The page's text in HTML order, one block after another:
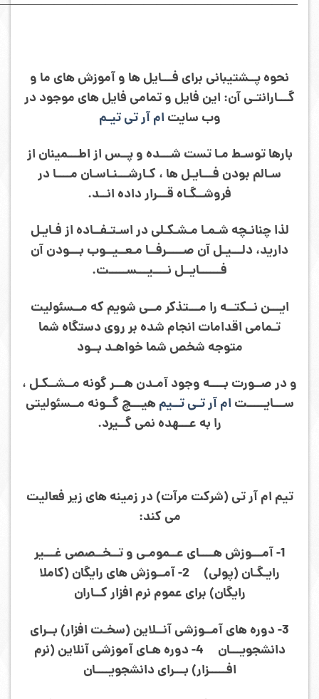
نحوه پــشتیبانی برای فـــایل ها و آموزش های ما و
گـــارانتـی آن: این فایل و تمامی فایل های موجود در
وب سایت ام آر تی تیـم
بارها توسـط مـا تست شـــده و پــس از اطـــمینان از
سـالم بودن فـــایـل ها ، کـارشـــنـاسـان مــــا در
فروشــگـاه قـــرار داده انــد.
لذا چنانـچه شـمـا مـشـکـلی در اسـتـفــاده از فـایـل
دارید، دلـــیـل آن صـــــرفــا مـعــیــوب بـــودن آن
فــــــایــل نــــیـــســـــت.
ایـــن نــکتــه را مـــتذکر مــی شویم که مــسئولیت
تـمامی اقدامات انجام شده بر روی دستگاه شما
متوجه شخص شما خواهـد بــود
و در صــورت بــــه وجود آمـدن هـــر گونه مــشــکـل ،
ســـایـــــت ام آر تـی تــیمهیـــچ گــونه مــسئولیتی
را به عـــهده نمی گــیرد.
تیم ام آر تی (شرکت مرآت) در زمینه های زیر فعالیت
می کند:
1- آمـــوزش هــــای عــمومـی و تــخــصصی غـــیر
رایـگـان (پولی) 2- آمــوزش های رایگان (کاملا
رایگان) برای عموم نرم افزار کــاران
3- دوره های آمــوزشی آنــلاین (سخـت افزار) بــرای
دانشجویـــان 4- دوره هـای آموزشی آنلاین (نرم
افـــــزار) بـــرای دانشجویــــان